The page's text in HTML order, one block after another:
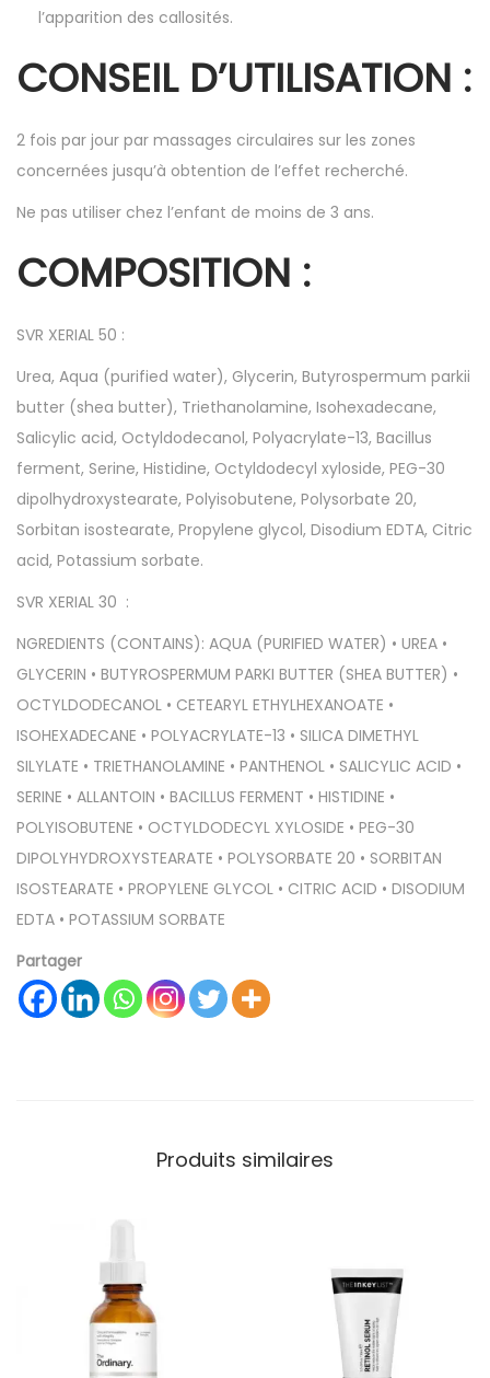
l’apparition des callosités.
CONSEIL D’UTILISATION :
2 fois par jour par massages circulaires sur les zones
concernées jusqu’à obtention de l’effet recherché.
Ne pas utiliser chez l’enfant de moins de 3 ans.
COMPOSITION :
SVR XERIAL 50 :
Urea, Aqua (purified water), Glycerin, Butyrospermum parkii
butter (shea butter), Triethanolamine, Isohexadecane,
Salicylic acid, Octyldodecanol, Polyacrylate-13, Bacillus
ferment, Serine, Histidine, Octyldodecyl xyloside, PEG-30
dipolhydroxystearate, Polyisobutene, Polysorbate 20,
Sorbitan isostearate, Propylene glycol, Disodium EDTA, Citric
acid, Potassium sorbate.
SVR XERIAL 30 :
NGREDIENTS (CONTAINS): AQUA (PURIFIED WATER) • UREA •
GLYCERIN • BUTYROSPERMUM PARKI BUTTER (SHEA BUTTER) •
OCTYLDODECANOL • CETEARYL ETHYLHEXANOATE •
ISOHEXADECANE • POLYACRYLATE-13 • SILICA DIMETHYL
SILYLATE • TRIETHANOLAMINE • PANTHENOL • SALICYLIC ACID •
SERINE • ALLANTOIN • BACILLUS FERMENT • HISTIDINE •
POLYISOBUTENE • OCTYLDODECYL XYLOSIDE • PEG-30
DIPOLYHYDROXYSTEARATE • POLYSORBATE 20 • SORBITAN
ISOSTEARATE • PROPYLENE GLYCOL • CITRIC ACID • DISODIUM
EDTA • POTASSIUM SORBATE
Partager
Produits similaires